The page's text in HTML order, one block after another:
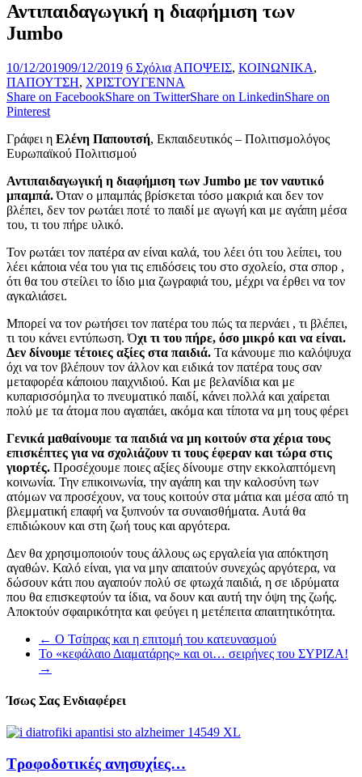
Αντιπαιδαγωγική η διαφήμιση των
Jumbo
10/12/201909/12/2019 6 Σχόλια ΑΠΟΨΕΙΣ, ΚΟΙΝΩΝΙΚΑ,
ΠΑΠΟΥΤΣΗ, ΧΡΙΣΤΟΥΓΕΝΝΑ
Share on FacebookShare on TwitterShare on LinkedinShare on
Pinterest
Γράφει η Ελένη Παπουτσή, Εκπαιδευτικός – Πολιτισμολόγος
Ευρωπαϊκού Πολιτισμού
Αντιπαιδαγωγική η διαφήμιση των Jumbo με τον ναυτικό
μπαμπά.Όταν ο μπαμπάς βρίσκεται τόσο μακριά και δεν τον
βλέπει, δεν τον ρωτάει ποτέ το παιδί με αγωγή και με αγάπη μέσα
του, τι του πήρε υλικό.
Τον ρωτάει τον πατέρα αν είναι καλά, του λέει ότι του λείπει, του
λέει κάποια νέα του για τις επιδόσεις του στο σχολείο, στα σπορ ,
ότι θα του στείλει το ίδιο μια ζωγραφιά του, μέχρι να έρθει να τον
αγκαλιάσει.
Μπορεί να τον ρωτήσει τον πατέρα του πώς τα περνάει , τι βλέπει,
τι του κάνει εντύπωση. Όχι τι του πήρε, όσο μικρό και να είναι.
Δεν δίνουμε τέτοιες αξίες στα παιδιά. Τα κάνουμε πιο καλόψυχα
όχι να τον βλέπουν τον άλλον και ειδικά τον πατέρα τους σαν
μεταφορέα κάποιου παιχνιδιού. Και με βελανίδια και με
κυπαρισσόμηλα το πνευματικό παιδί, κάνει πολλά και χαίρεται
πολύ με τα άτομα που αγαπάει, ακόμα και τίποτα να μη τους φέρει
Γενικά μαθαίνουμε τα παιδιά να μη κοιτούν στα χέρια τους
επισκέπτες για να σχολιάζουν τι τους έφεραν και τώρα στις
γιορτές. Προσέχουμε ποιες αξίες δίνουμε στην εκκολαπτόμενη
κοινωνία. Την επικοινωνία, την αγάπη και την καλοσύνη των
ατόμων να προσέχουν, να τους κοιτούν στα μάτια και μέσα από τη
βλεμματική επαφή να ξυπνούν τα συναισθήματα. Αυτά θα
επιδιώκουν και στη ζωή τους και αργότερα.
Δεν θα χρησιμοποιούν τους άλλους ως εργαλεία για απόκτηση
αγαθών. Καλό είναι, για να μην απαιτούν συνεχώς αργότερα, να
δώσουν κάτι που αγαπούν πολύ σε φτωχά παιδιά, η σε ιδρύματα
που θα επισκεφτούν τα ίδια, να δουν και αυτή την όψη της ζωής.
Αποκτούν σφαιρικότητα και φεύγει η μετέπειτα απαιτητικότητα.
← Ο Τσίπρας και η επιτομή του κατευνασμού
Το «κεφάλαιο Διαματάρης» και οι… σειρήνες του ΣΥΡΙΖΑ!
→
Ίσως Σας Ενδιαφέρει
Τροφοδοτικές ανησυχίες…